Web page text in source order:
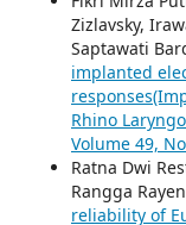
Zizlavsky,
Saptawati
implanted
Rhino
Volume 49,
Ratna Dwi
Rangga
reliability of